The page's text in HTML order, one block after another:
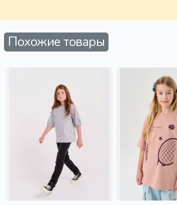
Похожие товары